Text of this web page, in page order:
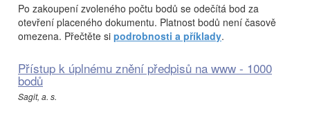
Po zakoupení zvoleného počtu bodů se odečítá bod za
otevření placeného dokumentu. Platnost bodů není časově
omezena. Přečtěte si podrobnosti a příklady.
Přístup k úplnému znění předpisů na www - 1000
bodů
Sagit, a. s.